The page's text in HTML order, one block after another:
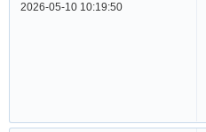
2026-05-10 10:19:50